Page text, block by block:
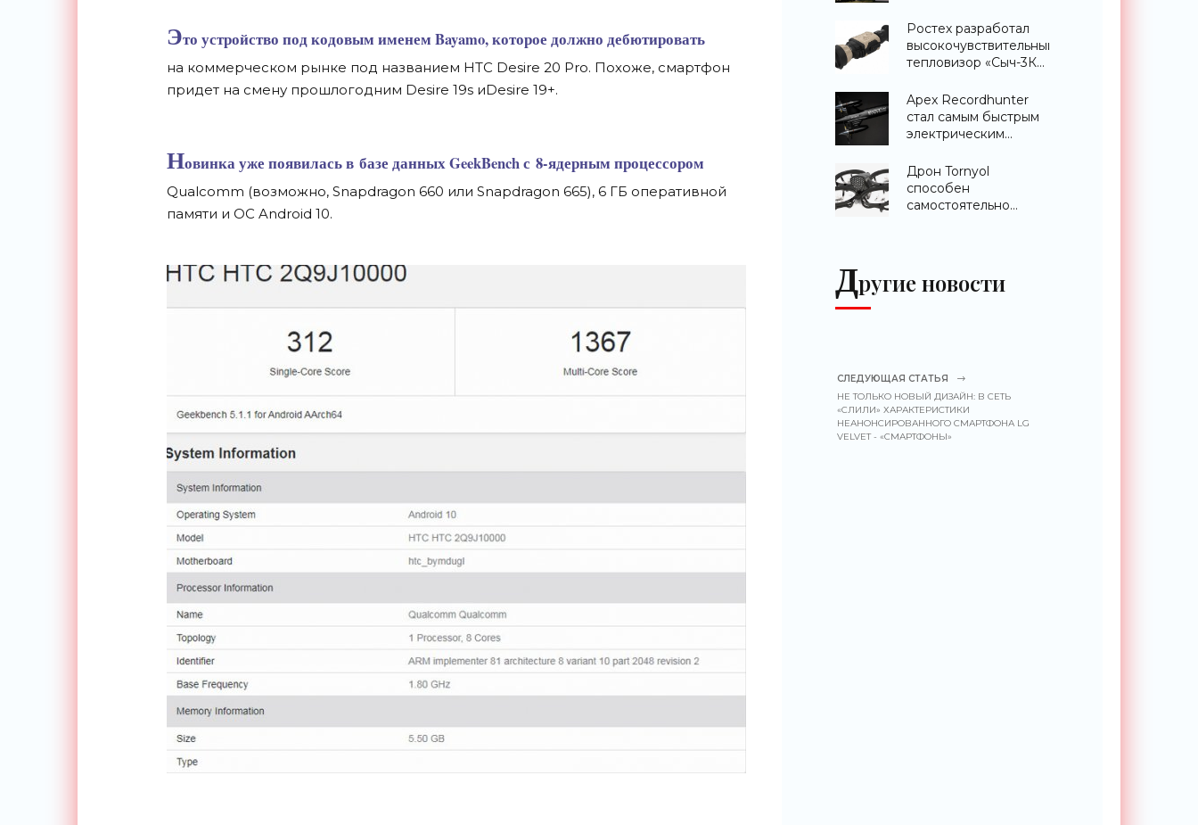
Это устройство под кодовым именем Bayamo, которое должно дебютировать
на коммерческом рынке под названием HTC Desire 20 Pro. Похоже, смартфон
придет на смену прошлогодним Desire 19s иDesire 19+.
Новинка уже появилась в базе данных GeekBench с 8-ядерным процессором
Qualcomm (возможно, Snapdragon 660 или Snapdragon 665), 6 ГБ оперативной
памяти и ОС Android 10.
земли -
«Беспилотники»
Ростех разработал
высокочувствительный
тепловизор «Сыч-3К»
распознавания до 2
км - «Гаджеты»
Apex Recordhunter
стал самым быстрым
электрическим
«Беспилотники»
Дрон Tornyol
способен
самостоятельно
Другие новости
СЛЕДУЮЩАЯ СТАТЬЯ
НЕ ТОЛЬКО НОВЫЙ ДИЗАЙН: В СЕТЬ
«СЛИЛИ» ХАРАКТЕРИСТИКИ
НЕАНОНСИРОВАННОГО СМАРТФОНА LG
VELVET - «СМАРТФОНЫ»